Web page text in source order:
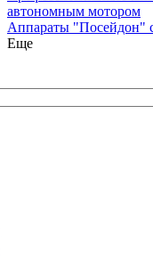
автономным мотором
Аппараты "Посейдон"
Еще